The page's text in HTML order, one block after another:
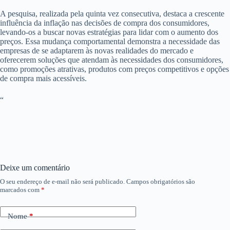
A pesquisa, realizada pela quinta vez consecutiva, destaca a crescente
influência da inflação nas decisões de compra dos consumidores,
levando-os a buscar novas estratégias para lidar com o aumento dos
preços. Essa mudança comportamental demonstra a necessidade das
empresas de se adaptarem às novas realidades do mercado e
oferecerem soluções que atendam às necessidades dos consumidores,
como promoções atrativas, produtos com preços competitivos e opções
de compra mais acessíveis.
“
Deixe um comentário
O seu endereço de e-mail não será publicado. Campos obrigatórios são
marcados com *
Nome*